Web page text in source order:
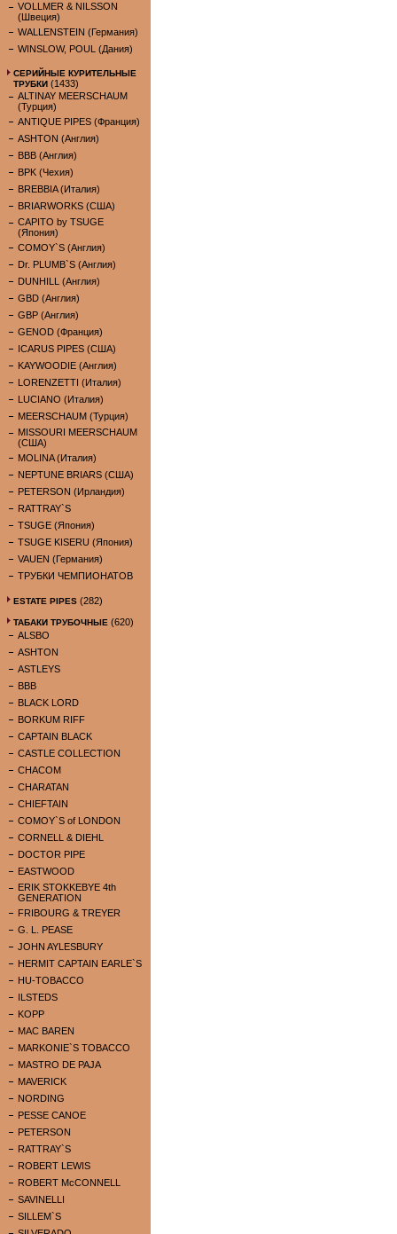
VOLLMER & NILSSON
(Швеция)
WALLENSTEIN (Германия)
WINSLOW, POUL (Дания)
СЕРИЙНЫЕ КУРИТЕЛЬНЫЕ
ТРУБКИ (1433)
ALTINAY MEERSCHAUM
(Турция)
ANTIQUE PIPES (Франция)
ASHTON (Англия)
BBB (Англия)
BPK (Чехия)
BREBBIA (Италия)
BRIARWORKS (США)
CAPITO by TSUGE
(Япония)
COMOY`S (Англия)
Dr. PLUMB`S (Англия)
DUNHILL (Англия)
GBD (Англия)
GBP (Англия)
GENOD (Франция)
ICARUS PIPES (США)
KAYWOODIE (Англия)
LORENZETTI (Италия)
LUCIANO (Италия)
MEERSCHAUM (Турция)
MISSOURI MEERSCHAUM
(США)
MOLINA (Италия)
NEPTUNE BRIARS (США)
PETERSON (Ирландия)
RATTRAY`S
TSUGE (Япония)
TSUGE KISERU (Япония)
VAUEN (Германия)
ТРУБКИ ЧЕМПИОНАТОВ
ESTATE PIPES (282)
ТАБАКИ ТРУБОЧНЫЕ (620)
ALSBO
ASHTON
ASTLEYS
BBB
BLACK LORD
BORKUM RIFF
CAPTAIN BLACK
CASTLE COLLECTION
CHACOM
CHARATAN
CHIEFTAIN
COMOY`S of LONDON
CORNELL & DIEHL
DOCTOR PIPE
EASTWOOD
ERIK STOKKEBYE 4th
GENERATION
FRIBOURG & TREYER
G. L. PEASE
JOHN AYLESBURY
HERMIT CAPTAIN EARLE`S
HU-TOBACCO
ILSTEDS
KOPP
MAC BAREN
MARKONIE`S TOBACCO
MASTRO DE PAJA
MAVERICK
NORDING
PESSE CANOE
PETERSON
RATTRAY`S
ROBERT LEWIS
ROBERT McCONNELL
SAVINELLI
SILLEM`S